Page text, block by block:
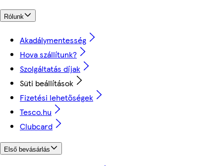
Rólunk
Akadálymentesség
Hova szállítunk?
Szolgáltatás díjak
Süti beállítások
Fizetési lehetőségek
Tesco.hu
Clubcard
Első bevásárlás